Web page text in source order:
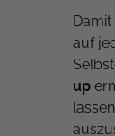
auf
up